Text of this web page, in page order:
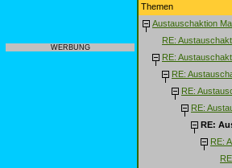
WERBUNG
Themen
Austauschaktion
RE:
RE:
RE:
RE:
RE:
RE:
RE: